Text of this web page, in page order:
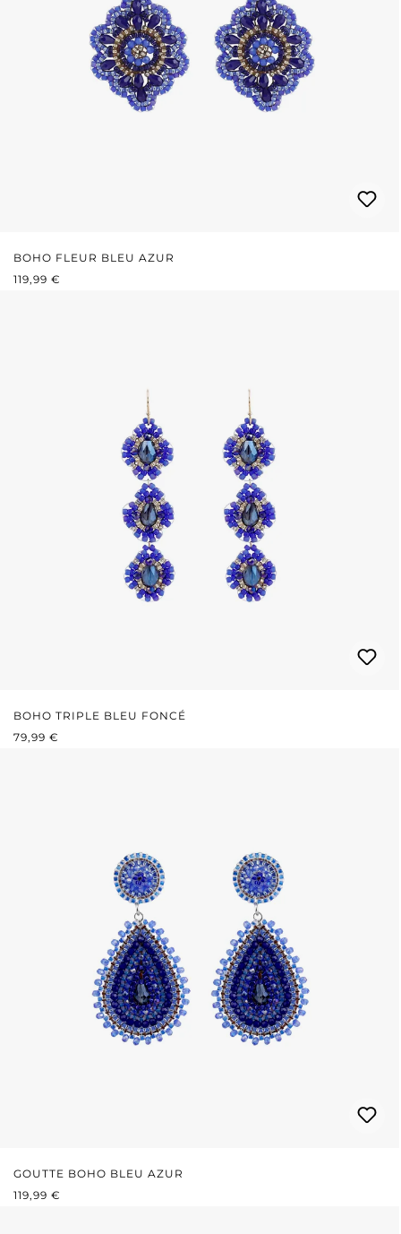
BOHO FLEUR BLEU AZUR
PRIX RÉGULIER :
119,99 €
BOHO TRIPLE BLEU FONCÉ
PRIX RÉGULIER :
79,99 €
GOUTTE BOHO BLEU AZUR
PRIX RÉGULIER :
119,99 €